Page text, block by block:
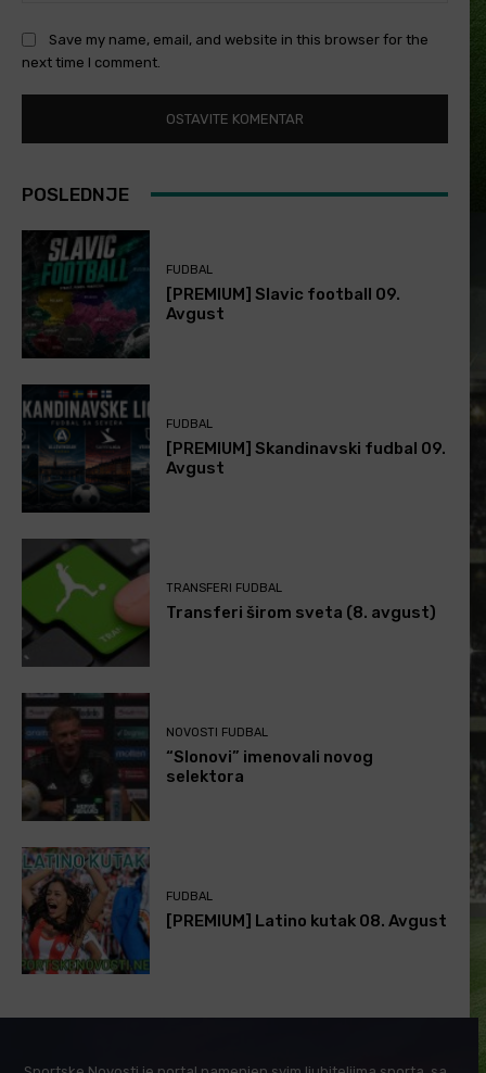
Save my name, email, and website in this browser for the
next time I comment.
POSLEDNJE
FUDBAL
[PREMIUM] Slavic football 09.
Avgust
FUDBAL
[PREMIUM] Skandinavski fudbal 09.
Avgust
TRANSFERI FUDBAL
Transferi širom sveta (8. avgust)
NOVOSTI FUDBAL
“Slonovi” imenovali novog
selektora
FUDBAL
[PREMIUM] Latino kutak 08. Avgust